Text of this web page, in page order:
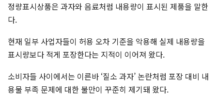
정량표시상품은 과자와 음료처럼 내용량이 표시된 제품을 말한
다.
현재 일부 사업자들이 허용 오차 기준을 악용해 실제 내용량을
표시량보다 적게 포장한다는 지적이 이어져 왔다.
소비자들 사이에서는 이른바 ‘질소 과자’ 논란처럼 포장 대비 내
용물 부족 문제에 대한 불만이 꾸준히 제기돼 왔다.